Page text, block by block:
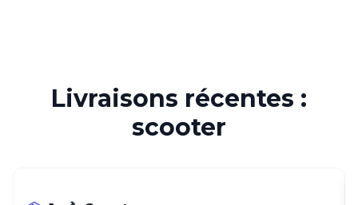
Livraisons récentes :
scooter